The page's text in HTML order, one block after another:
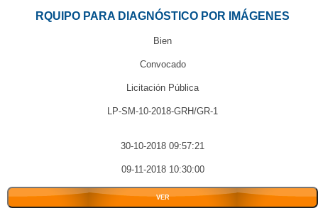
RQUIPO PARA DIAGNÓSTICO POR IMÁGENES
Bien
Convocado
Licitación Pública
LP-SM-10-2018-GRH/GR-1
30-10-2018 09:57:21
09-11-2018 10:30:00
VER